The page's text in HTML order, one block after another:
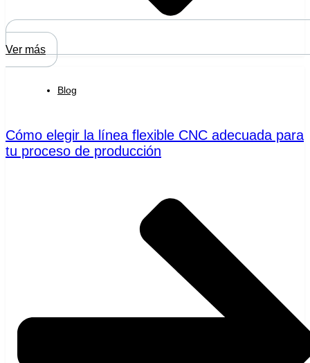
Ver más
Blog
Cómo elegir la línea flexible CNC adecuada para
tu proceso de producción